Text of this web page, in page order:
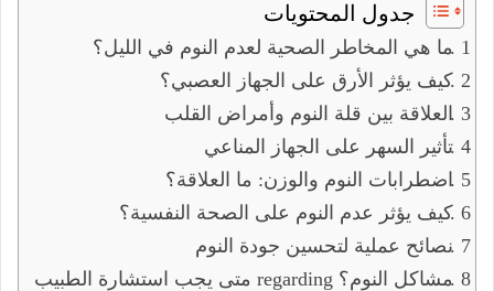
جدول المحتويات
ما هي المخاطر الصحية لعدم النوم في الليل؟
كيف يؤثر الأرق على الجهاز العصبي؟
العلاقة بين قلة النوم وأمراض القلب
تأثير السهر على الجهاز المناعي
اضطرابات النوم والوزن: ما العلاقة؟
كيف يؤثر عدم النوم على الصحة النفسية؟
نصائح عملية لتحسين جودة النوم
متى يجب استشارة الطبيب regarding مشاكل النوم؟